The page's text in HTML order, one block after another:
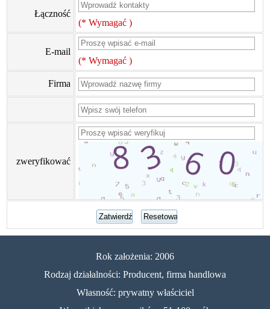
Łączność
(* Wymagać )
E-mail
(* Wymagać )
Firma
zweryfikować
Rok założenia: 2006
Rodzaj działalności: Producent, firma handlowa
Własność: prywatny właściciel